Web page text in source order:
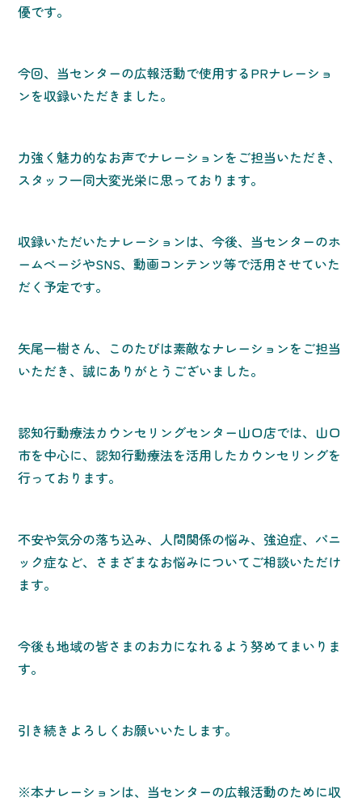
優です。
今回、当センターの広報活動で使用するPRナレーショ
ンを収録いただきました。
力強く魅力的なお声でナレーションをご担当いただき、
スタッフ一同大変光栄に思っております。
収録いただいたナレーションは、今後、当センターのホ
ームページやSNS、動画コンテンツ等で活用させていた
だく予定です。
矢尾一樹さん、このたびは素敵なナレーションをご担当
いただき、誠にありがとうございました。
認知行動療法カウンセリングセンター山口店では、山口
市を中心に、認知行動療法を活用したカウンセリングを
行っております。
不安や気分の落ち込み、人間関係の悩み、強迫症、パニ
ック症など、さまざまなお悩みについてご相談いただけ
ます。
今後も地域の皆さまのお力になれるよう努めてまいりま
す。
引き続きよろしくお願いいたします。
※本ナレーションは、当センターの広報活動のために収